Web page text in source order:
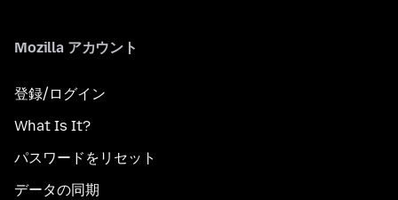
Mozilla アカウント
登録/ログイン
What Is It?
パスワードをリセット
データの同期